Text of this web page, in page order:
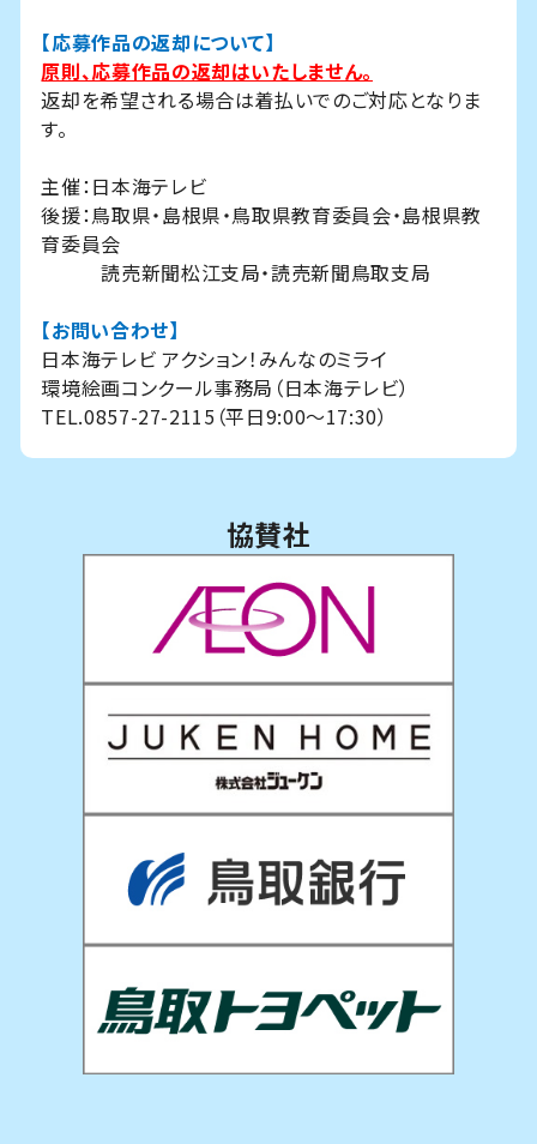
協賛社
【応募作品の返却について】
原則、応募作品の返却はいたしません。
返却を希望される場合は着払いでのご対応となりま
す。
主催：日本海テレビ
後援：鳥取県・島根県・鳥取県教育委員会・島根県教
育委員会
読売新聞松江支局・読売新聞鳥取支局
【お問い合わせ】
日本海テレビ アクション！みんなのミライ
環境絵画コンクール事務局（日本海テレビ）
TEL.0857-27-2115（平日9:00～17:30）